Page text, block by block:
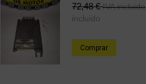
72,48€ IVA incluido
incluido
Comprar